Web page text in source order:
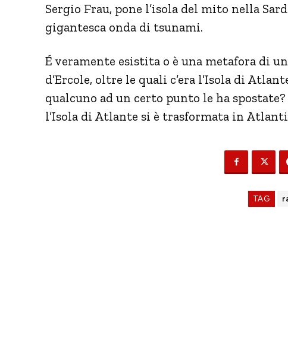
Sergio Frau, pone l’isola del mito nella
gigantesca onda di tsunami.
É veramente esistita o è una metafora di
d’Ercole, oltre le quali c’era l’Isola di
qualcuno ad un certo punto le ha
l’Isola di Atlante si è trasformata in
TAG